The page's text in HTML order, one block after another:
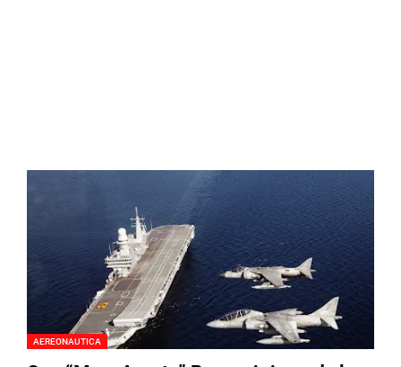
AEREONAUTICA